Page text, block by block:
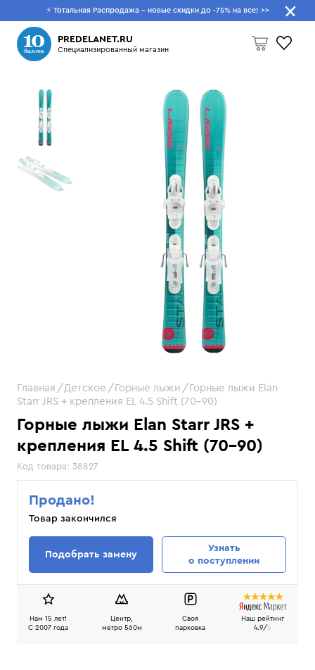
⚡ Тотальная Распродажа - новые скидки до -75% на все! >>
PREDELANET.RU
Специализированный магазин
Пусто
Что будем искать?
Горные лыжи Elan Starr JRS +
крепления EL 4.5 Shift (70–90)
Код товара: 38827
Главная Детское Горные лыжи
Горные лыжи Elan
Starr JRS + крепления EL 4.5 Shift (70–90)
Продано!
Товар закончился
Подобрать замену
Узнать
о поступлении
Нам 15 лет!
C 2007 года
Центр,
метро 560м
Своя
парковка
Наш рейтинг
4.9/5